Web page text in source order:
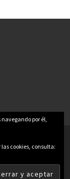
por él,
cookies, consulta: